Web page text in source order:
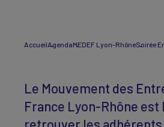
AccueilAgendaMEDEF Lyon-RhôneSoirée
Le Mouvement des
France Lyon-Rhône est